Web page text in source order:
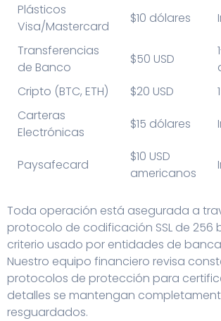
Plásticos
Visa/Mastercard
$10 dólares
Transferencias
de Banco
$50 USD
Cripto (BTC, ETH)
$20 USD
Carteras
Electrónicas
$15 dólares
Paysafecard
$10 USD
americanos
Toda operación está asegurada a
protocolo de codificación SSL de 256
criterio usado por entidades de
Nuestro equipo financiero revisa
protocolos de protección para
detalles se mantengan
resguardados.